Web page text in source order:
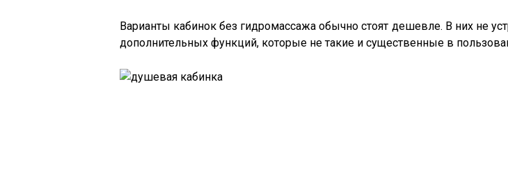
Варианты кабинок без гидромассажа обычно стоят дешевле. В них не
дополнительных функций, которые не такие и существенные в